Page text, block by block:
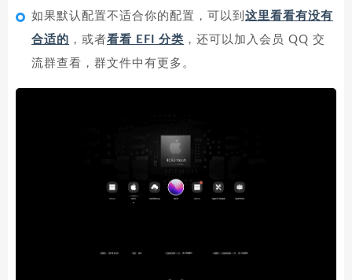
如果默认配置不适合你的配置，可以到 这里看看有没有
合适的 ，或者看看 EFI 分类 ，还可以加入会员 QQ 交
流群查看，群文件中有更多。